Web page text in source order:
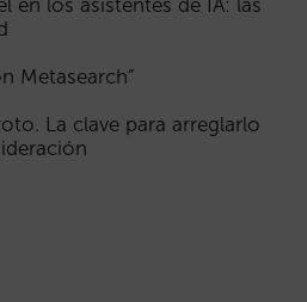
en los asistentes de IA: las
Metasearch”
La clave para arreglarlo